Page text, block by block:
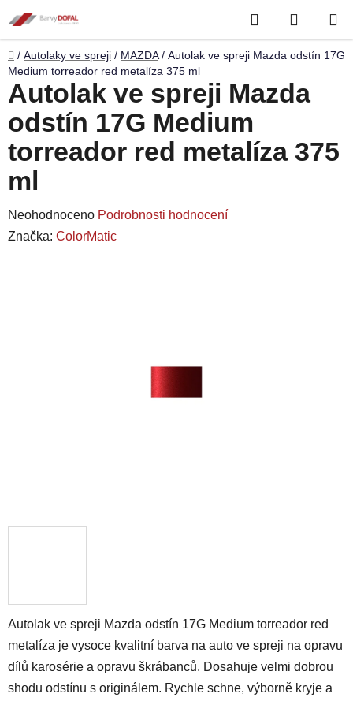
na
obsah
Hledat
KOŠÍK
Domů
/ Autolaky ve spreji / MAZDA / Autolak ve spreji Mazda odstín 17G
Medium torreador red metalíza 375 ml
Autolak ve spreji Mazda odstín 17G Medium torreador red
metalíza je vysoce kvalitní barva na auto ve spreji na opravu
dílů karosérie a opravu škrábanců. Dosahuje velmi dobrou
shodu odstínu s originálem. Rychle schne, výborně kryje a
Autolak ve spreji Mazda
odstín 17G Medium
torreador red metalíza 375
ml
Průměrné
hodnocení
Neohodnoceno Podrobnosti hodnocení
Značka: ColorMatic